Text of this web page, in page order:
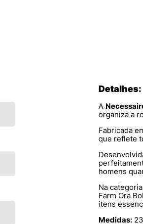
Detalhes:
A
organiza a
Fabricada
que reflete
homens
Na categoria
Farm Ora
itens
Medidas: